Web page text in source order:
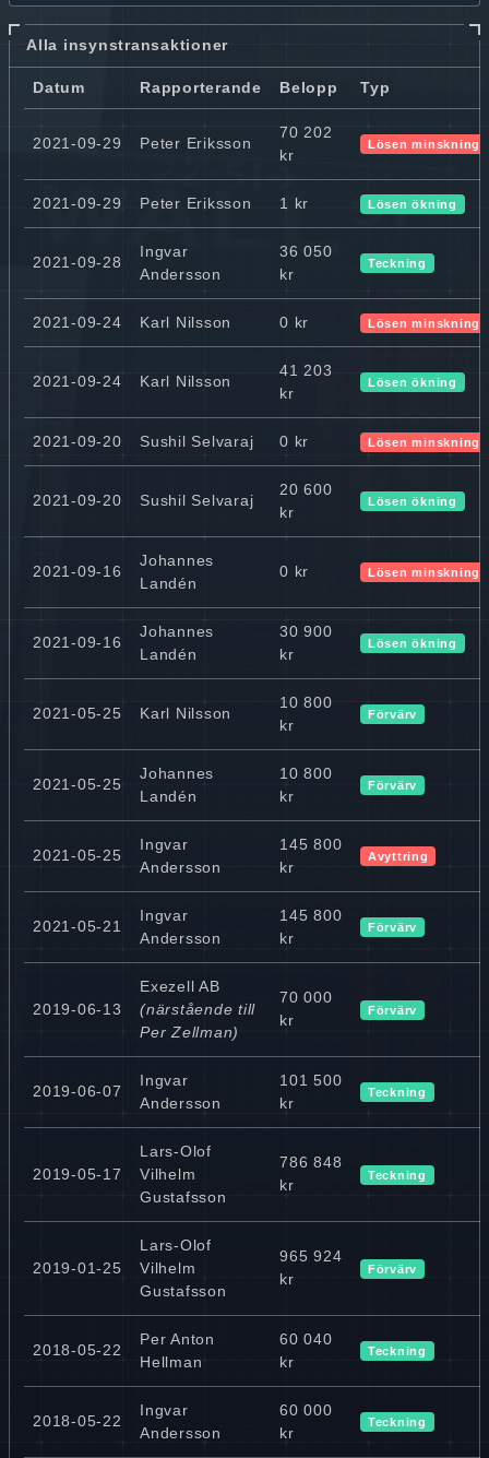
Alla insynstransaktioner
Datum Rapporterande Belopp Typ
2021-09-29 Peter Eriksson
70 202
kr
Lösen minskning
2021-09-29 Peter Eriksson 1 kr Lösen ökning
2021-09-28
Ingvar
Andersson
36 050
kr
Teckning
2021-09-24 Karl Nilsson 0 kr Lösen minskning
2021-09-24 Karl Nilsson
41 203
kr
Lösen ökning
2021-09-20 Sushil Selvaraj 0 kr Lösen minskning
2021-09-20 Sushil Selvaraj
20 600
kr
Lösen ökning
2021-09-16
Johannes
Landén
0 kr Lösen minskning
2021-09-16
Johannes
Landén
30 900
kr
Lösen ökning
2021-05-25 Karl Nilsson
10 800
kr
Förvärv
2021-05-25
Johannes
Landén
10 800
kr
Förvärv
2021-05-25
Ingvar
Andersson
145 800
kr
Avyttring
2021-05-21
Ingvar
Andersson
145 800
kr
Förvärv
2019-06-13
Exezell AB
(närstående till
Per Zellman)
70 000
kr
Förvärv
2019-06-07
Ingvar
Andersson
101 500
kr
Teckning
2019-05-17
Lars-Olof
Vilhelm
Gustafsson
786 848
kr
Teckning
2019-01-25
Lars-Olof
Vilhelm
Gustafsson
965 924
kr
Förvärv
2018-05-22
Per Anton
Hellman
60 040
kr
Teckning
2018-05-22
Ingvar
Andersson
60 000
kr
Teckning